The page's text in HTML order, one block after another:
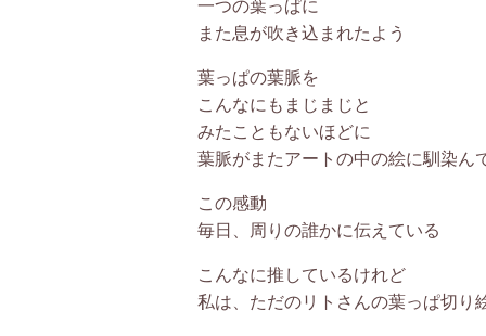
一つの葉っぱに
また息が吹き込まれたよう
葉っぱの葉脈を
こんなにもまじまじと
みたこともないほどに
葉脈がまたアートの中の絵に馴染ん
この感動
毎日、周りの誰かに伝えている
こんなに推しているけれど
私は、ただのリトさんの葉っぱ切り